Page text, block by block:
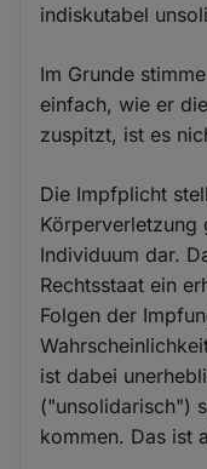
indiskutabel
Im Grunde
einfach, wie er
zuspitzt, ist es
Die Impfplicht
Körperverletzung
Individuum dar.
Rechtsstaat ein
Folgen der
ist dabei
("unsolidarisch")
kommen. Das ist